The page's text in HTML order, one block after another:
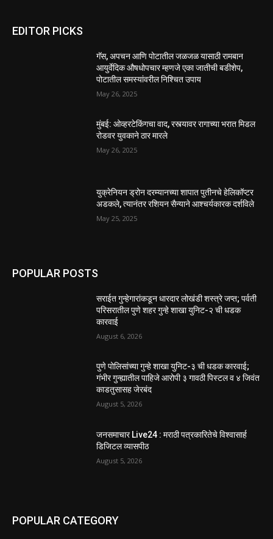
EDITOR PICKS
गॅस, अपचन आणि पोटातील जळजळ यासाठी रामबान
आयुर्वेदिक औषधोपचार म्हणजे एका जातीची बडीशेप,
पोटातील समस्यांवरील निश्चित उपाय
May 26, 2025
मुंबई: ओव्हरटेकिंगचा वाद, रस्त्यावर रागाच्या भरात मिडल
रोडवर युवकाने ठार मारले
May 26, 2025
युक्रेनियन ड्रोन दरम्यानच्या शापात पुतीनचे हेलिकॉप्टर
अडकले, त्यानंतर रशियन सैन्याने आश्चर्यकारक दर्शविले
May 25, 2025
POPULAR POSTS
सराईत गुन्हेगारांकडून धारदार लोखंडी शस्त्रे जप्त; पर्वती
परिसरातील पुणे शहर गुन्हे शाखा युनिट-२ ची धडक
कारवाई
August 6, 2026
पुणे पोलिसांच्या गुन्हे शाखा युनिट-३ ची धडक कारवाई;
गंभीर गुन्ह्यातील पाहिजे आरोपी ३ गावठी पिस्टल व ४ जिवंत
काडतुसासह जेरबंद
August 5, 2026
जनसमाचार Live24 : मराठी पत्रकारितेचे विश्वासार्ह
डिजिटल व्यासपीठ
August 5, 2026
POPULAR CATEGORY